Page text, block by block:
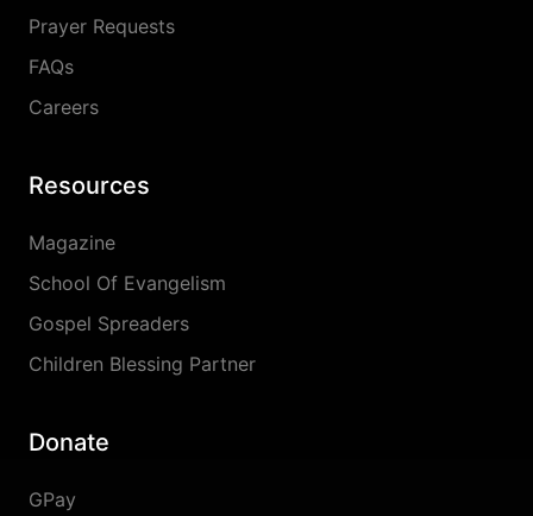
Prayer Requests
FAQs
Careers
Resources
Magazine
School Of Evangelism
Gospel Spreaders
Children Blessing Partner
Donate
GPay